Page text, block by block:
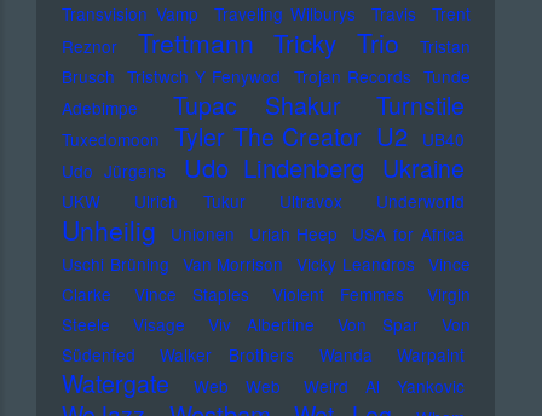
Transvision Vamp
Traveling Wilburys Travis
Trent
Reznor
Trettmann Tricky Trio
Tristan
Brusch Tristwch Y Fenywod Trojan Records Tunde
Adebimpe
Tupac Shakur Turnstile
Tuxedomoon Tyler The Creator U2
UB40
Udo Jürgens
Udo Lindenberg Ukraine
UKW Ulrich Tukur Ultravox Underworld
Unheilig Unionen Uriah Heep
USA for Africa
Uschi Brüning Van Morrison Vicky Leandros Vince
Clarke
Vince Staples Violent Femmes
Virgin
Steele
Visage Viv Albertine Von Spar
Von
Südenfed
Walker Brothers Wanda Warpaint
Watergate Web Web Weird Al Yankovic